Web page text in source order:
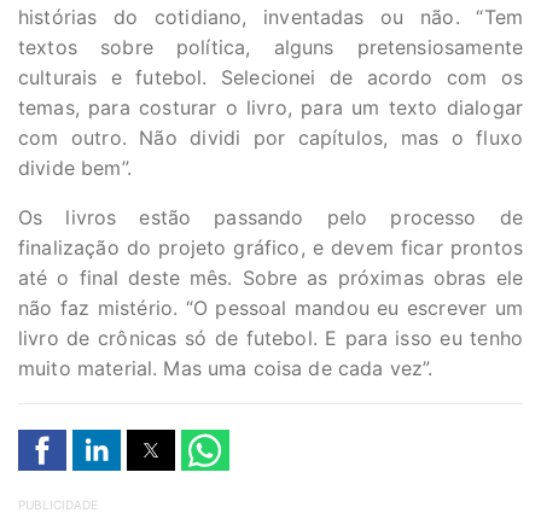
histórias do cotidiano, inventadas ou não. “Tem
textos sobre política, alguns pretensiosamente
culturais e futebol. Selecionei de acordo com os
temas, para costurar o livro, para um texto dialogar
com outro. Não dividi por capítulos, mas o fluxo
divide bem”.
Os livros estão passando pelo processo de
finalização do projeto gráfico, e devem ficar prontos
até o final deste mês. Sobre as próximas obras ele
não faz mistério. “O pessoal mandou eu escrever um
livro de crônicas só de futebol. E para isso eu tenho
muito material. Mas uma coisa de cada vez”.
PUBLICIDADE